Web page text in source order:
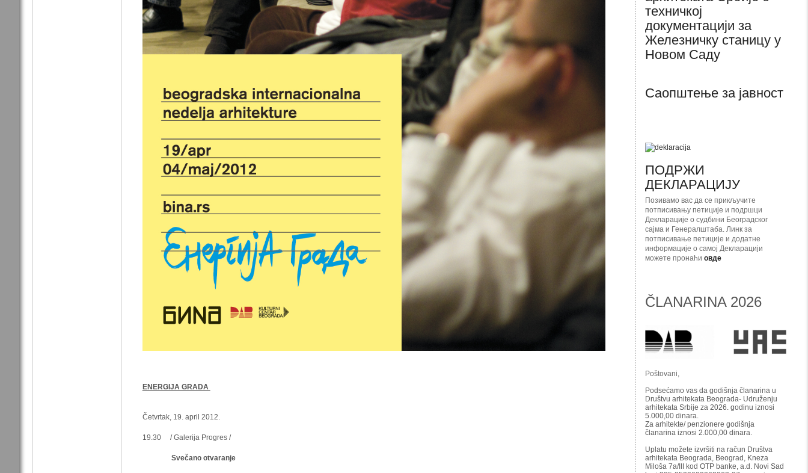
ENERGIJA GRADA
Četvrtak, 19. april 2012.
19.30 / Galerija Progres /
Svečano otvaranje
техничкој
документацији за
Железничку станицу у
Новом Саду
Саопштење за јавност
ПОДРЖИ
ДЕКЛАРАЦИЈУ
Позивамо вас да се прикључите
потписивању петиције и подршци
Декларације о судбини Београдског
сајма и Генералштаба. Линк за
потписивање петиције и додатне
информације о самој Декларацији
можете пронаћиовде
ČLANARINA 2026
Poštovani,
Podsećamo vas da godišnja članarina u
Društvu arhitekata Beograda- Udruženju
arhitekata Srbije za 2026. godinu iznosi
5.000,00 dinara.
Za arhitekte/ penzionere godišnja
članarina iznosi 2.000,00 dinara.
Uplatu možete izvršiti na račun Društva
arhitekata Beograda, Beograd, Kneza
Miloša 7a/III kod OTP banke, a.d. Novi Sad